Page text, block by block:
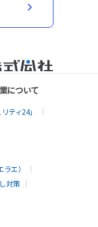
について
ティ24」
エ）
対策